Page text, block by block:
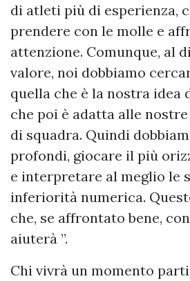
di atleti più di esperienza,
prendere con le molle e
attenzione. Comunque, al
valore, noi dobbiamo
quella che è la nostra idea
che poi è adatta alle
di squadra. Quindi
profondi, giocare il più
e interpretare al meglio le
inferiorità numerica.
che, se affrontato bene,
aiuterà ”.
Chi vivrà un momento